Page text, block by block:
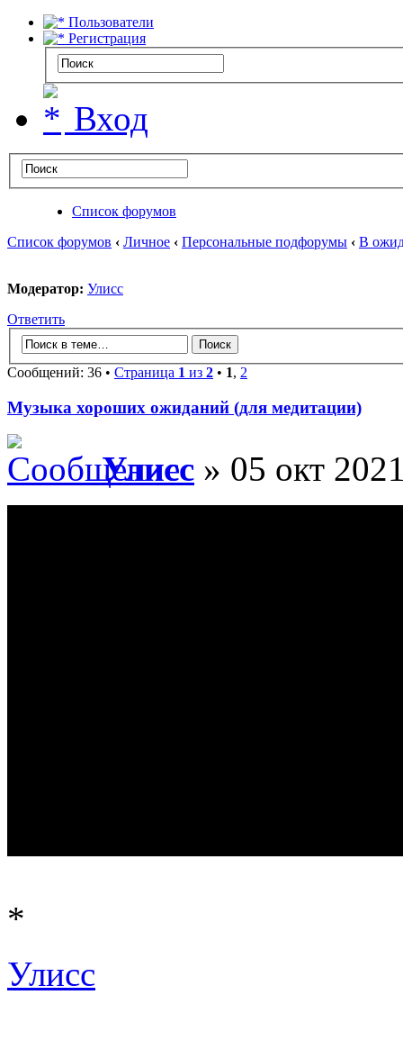
Пользователи
Регистрация
Вход
Список форумов
Список форумов ‹ Личное ‹ Персональные подфорумы ‹ В
Модератор: Улисс
Ответить
Сообщений: 36 • Страница 1 из 2 • 1, 2
Музыка хороших ожиданий (для медитации)
Улисс » 05 окт
*
Улисс